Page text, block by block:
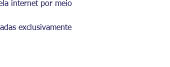
internet por meio
exclusivamente